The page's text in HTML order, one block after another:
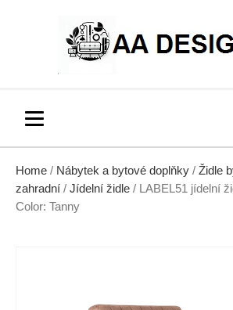
Home / Nábytek a bytové doplňky / Židle
zahradní / Jídelní židle / LABEL51 jídelní
Color: Tanny